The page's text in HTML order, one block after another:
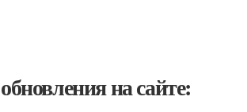
на сайте: